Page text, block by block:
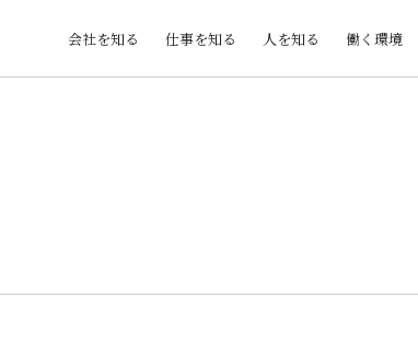
会社を知る 仕事を知る 人を知る 働く環境